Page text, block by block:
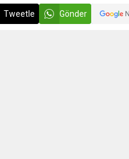
Tweetle Gönder